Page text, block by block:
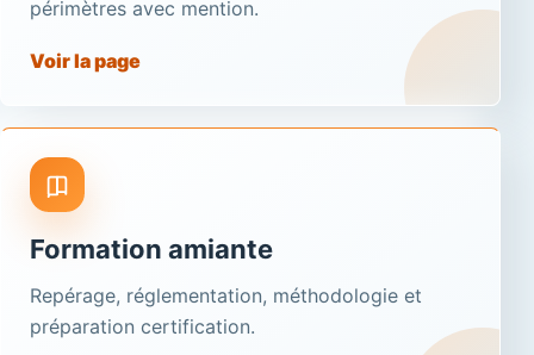
périmètres avec mention.
Voir la page
Formation amiante
Repérage, réglementation, méthodologie et
préparation certification.